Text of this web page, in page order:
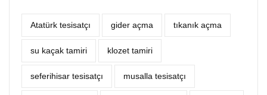
Atatürk tesisatçı ‎gider açma tıkanık açma
su kaçak tamiri klozet tamiri
seferihisar tesisatçı musalla tesisatçı